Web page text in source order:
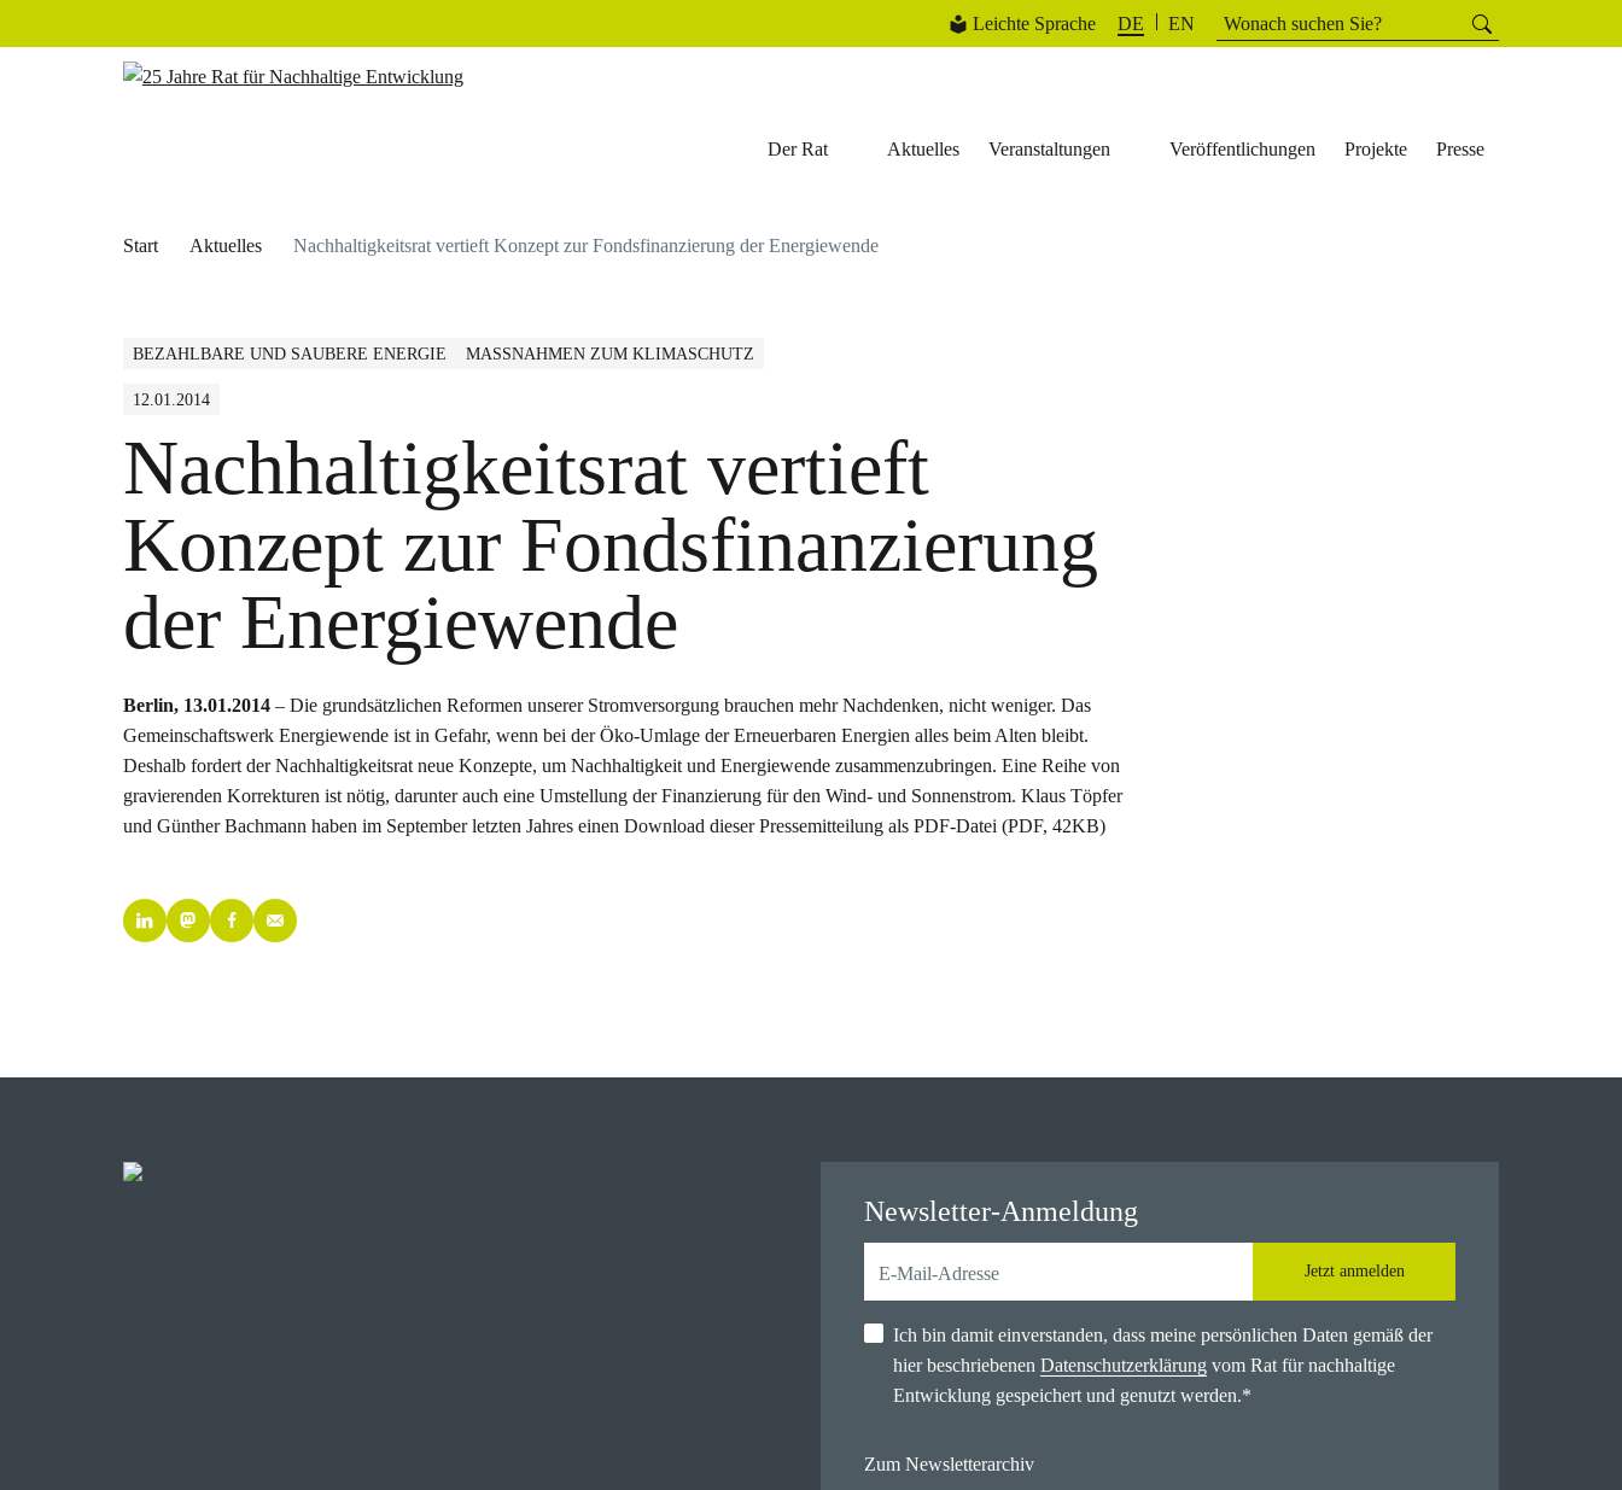
Suchen
nach:
Suchen
DE EN
Leichte Sprache
Der Rat Aktuelles Veranstaltungen Veröffentlichungen Projekte Presse
Start Aktuelles Nachhaltigkeitsrat vertieft Konzept zur Fondsfinanzierung der Energiewende
BEZAHLBARE UND SAUBERE ENERGIE MASSNAHMEN ZUM KLIMASCHUTZ
12.01.2014
Nachhaltigkeitsrat vertieft
Konzept zur Fondsfinanzierung
der Energiewende
Berlin, 13.01.2014 – Die grundsätzlichen Reformen unserer Stromversorgung brauchen mehr Nachdenken, nicht weniger. Das
Gemeinschaftswerk Energiewende ist in Gefahr, wenn bei der Öko-Umlage der Erneuerbaren Energien alles beim Alten bleibt.
Deshalb fordert der Nachhaltigkeitsrat neue Konzepte, um Nachhaltigkeit und Energiewende zusammenzubringen. Eine Reihe von
gravierenden Korrekturen ist nötig, darunter auch eine Umstellung der Finanzierung für den Wind- und Sonnenstrom. Klaus Töpfer
und Günther Bachmann haben im September letzten Jahres einen Download dieser Pressemitteilung als PDF-Datei (PDF, 42KB)
Newsletter-Anmeldung
Jetzt anmelden
Ich bin damit einverstanden, dass meine persönlichen Daten gemäß der
hier beschriebenen Datenschutzerklärung vom Rat für nachhaltige
Entwicklung gespeichert und genutzt werden.*
Zum Newsletterarchiv